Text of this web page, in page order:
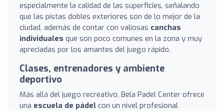
especialmente la calidad de las superficies, señalando
que las pistas dobles exteriores son de lo mejor de la
ciudad, además de contar con valiosas canchas
individuales que son poco comunes en la zona y muy
apreciadas por los amantes del juego rápido.
Clases, entrenadores y ambiente
deportivo
Más allá del juego recreativo, Bela Padel Center ofrece
una escuela de pádel con un nivel profesional